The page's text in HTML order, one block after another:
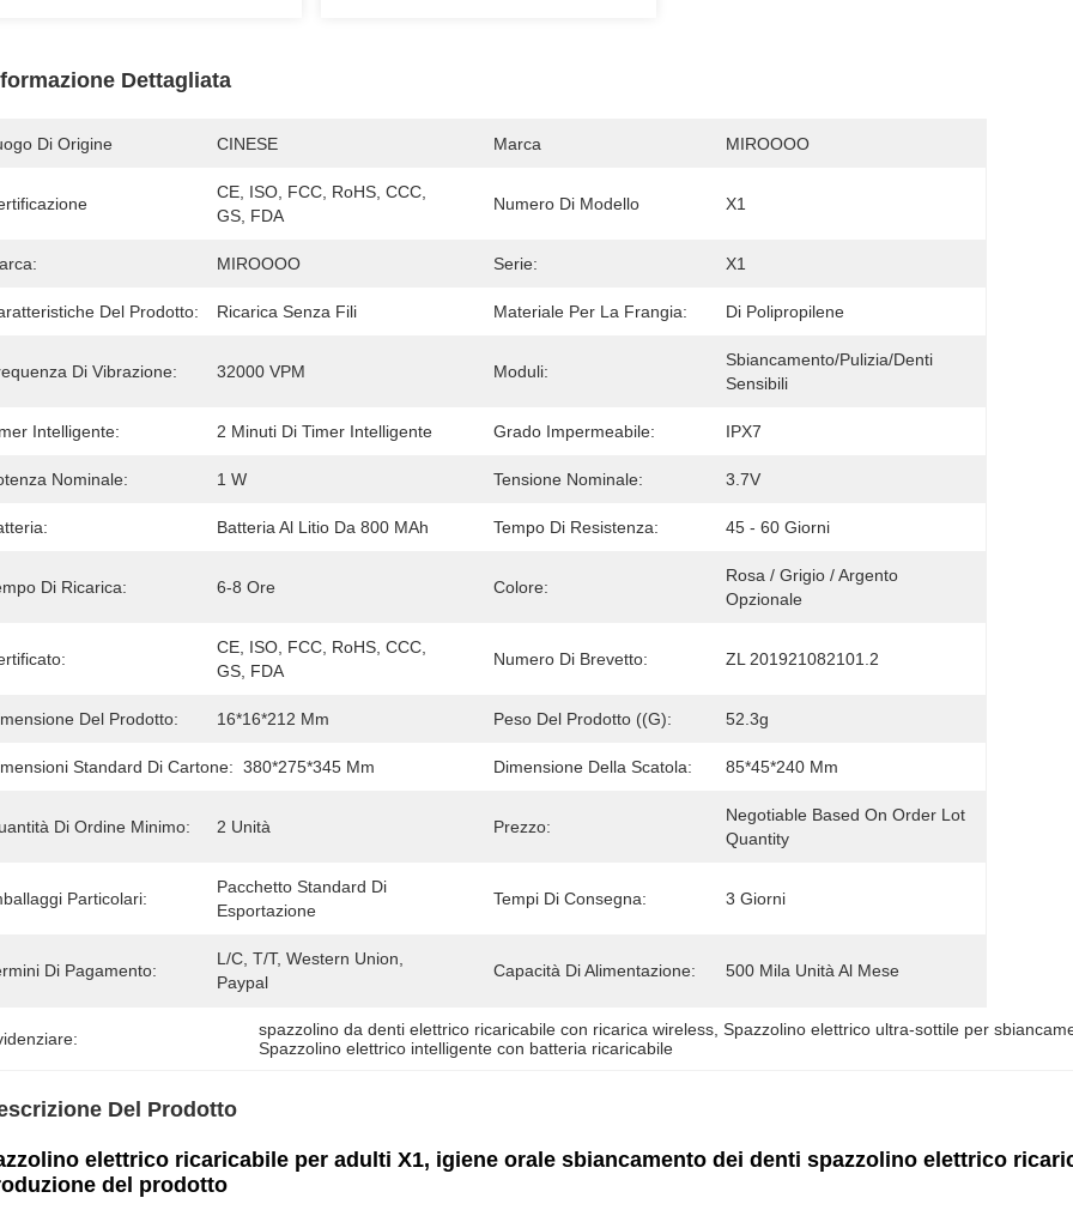
Dettagliata
Di Origine CINESE Marca MIROOOO
CE, ISO, FCC, RoHS, CCC,
GS, FDA
Numero Di Modello X1
MIROOOO Serie: X1
Del Prodotto: Ricarica Senza Fili Materiale Per La Frangia: Di Polipropilene
Di Vibrazione: 32000 VPM Moduli:
Sbiancamento/pulizia/denti
Sensibili
Intelligente: 2 Minuti Di Timer Intelligente Grado Impermeabile: IPX7
Nominale: 1 W Tensione Nominale: 3.7V
Batteria Al Litio Da 800 MAh Tempo Di Resistenza: 45 - 60 Giorni
Di Ricarica: 6-8 Ore Colore:
Rosa / Grigio / Argento
Opzionale
CE, ISO, FCC, RoHS, CCC,
GS, FDA
Numero Di Brevetto: ZL 201921082101.2
Del Prodotto: 16*16*212 Mm Peso Del Prodotto ((g): 52.3g
Standard Di Cartone: 380*275*345 Mm Dimensione Della Scatola: 85*45*240 Mm
Di Ordine Minimo: 2 Unità Prezzo:
Negotiable Based On Order Lot
Quantity
Particolari:
Pacchetto Standard Di
Esportazione
Tempi Di Consegna: 3 Giorni
Di Pagamento:
L/C, T/T, Western Union,
Paypal
Capacità Di Alimentazione: 500 Mila Unità Al Mese
spazzolino da denti elettrico ricaricabile con ricarica wireless , Spazzolino elettrico ultra-sottile per
Spazzolino elettrico intelligente con batteria ricaricabile
Del Prodotto
elettrico ricaricabile per adulti X1, igiene orale sbiancamento dei denti spazzolino elettrico
del prodotto